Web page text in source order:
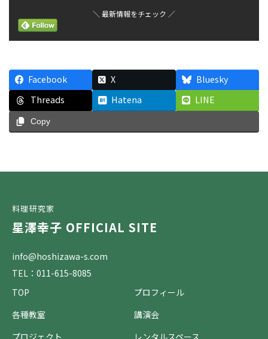
＼ 最新情報をチェック ／
Facebook X
Bluesky
Threads
Hatena LINE
Copy
料理研究家
星澤幸子 OFFICIAL SITE
info@hoshizawa-s.com
TEL：011-615-8085
TOP
プロフィール
各種教室
講演会
プロジェクト
レンタルスペース